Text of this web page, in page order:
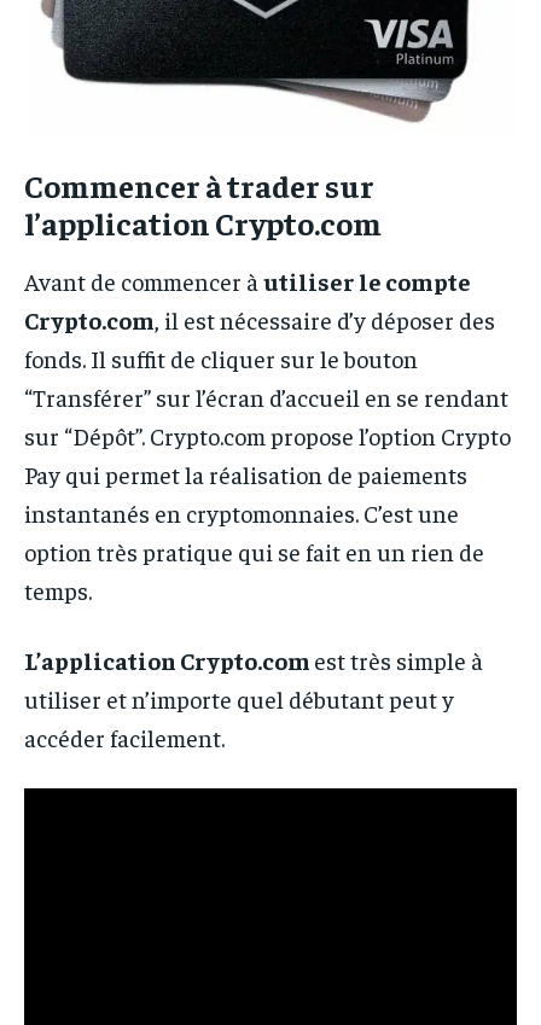
Commencer à trader sur
l’application Crypto.com
Avant de commencer à utiliser le compte
Crypto.com , il est nécessaire d’y déposer des
fonds. Il suffit de cliquer sur le bouton
“Transférer” sur l’écran d’accueil en se rendant
sur “Dépôt”. Crypto.com propose l’option Crypto
Pay qui permet la réalisation de paiements
instantanés en cryptomonnaies. C’est une
option très pratique qui se fait en un rien de
temps.
L’application Crypto.com est très simple à
utiliser et n’importe quel débutant peut y
accéder facilement.